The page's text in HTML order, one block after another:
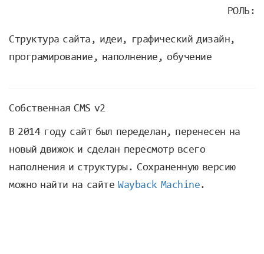
РОЛЬ:
Структура сайта, идеи, графический дизайн,
програмирование, наполнение, обучение
Собственная CMS v2
В 2014 году сайт был переделан, перенесен на
новый движок и сделан пересмотр всего
наполнения и структуры. Сохраненную версию
можно найти на сайтеWayback Machine.